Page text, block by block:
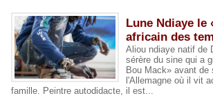
Lune Ndiaye le
africain des
Aliou ndiaye natif de
sérère du sine qui a
Bou Mack» avant de
l'Allemagne où il vit
famille. Peintre autodidacte, il est...